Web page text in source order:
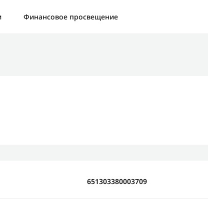
Финансовое просвещение
651303380003709
форма не найдена.